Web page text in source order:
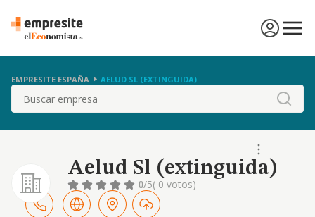
EMPRESITE ESPAÑA AELUD SL (EXTINGUIDA)
Buscar
Aelud Sl (extinguida)
0/5( 0 votos)